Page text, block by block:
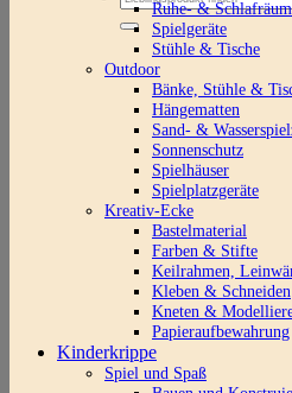
nach:Ruhe- &
Spielgeräte
Stühle & Tische
Outdoor
Bänke, Stühle &
Hängematten
Sand- &
Sonnenschutz
Spielhäuser
Spielplatzgeräte
Kreativ-Ecke
Bastelmaterial
Farben & Stifte
Keilrahmen,
Kleben & Schneiden
Kneten &
Papieraufbewahrung
Kinderkrippe
Spiel und Spaß